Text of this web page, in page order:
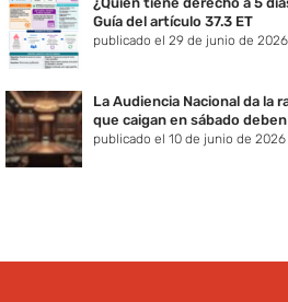
Guía del artículo 37.3 ET
publicado el 29 de junio de 2026
La Audiencia Nacional da la
que caigan en sábado deben
publicado el 10 de junio de 2026